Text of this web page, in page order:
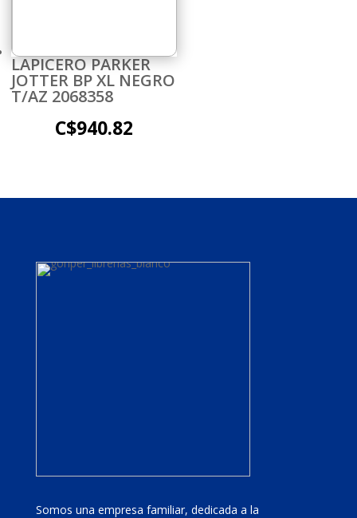
LAPICERO PARKER
JOTTER BP XL NEGRO
T/AZ 2068358
C$940.82
Somos una empresa familiar, dedicada a la